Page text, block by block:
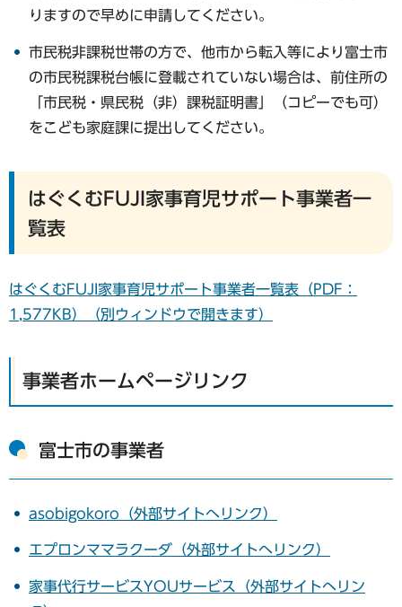
りますので早めに申請してください。
市民税非課税世帯の方で、他市から転入等により富士市
の市民税課税台帳に登載されていない場合は、前住所の
「市民税・県民税（非）課税証明書」（コピーでも可）
をこども家庭課に提出してください。
はぐくむFUJI家事育児サポート事業者一
覧表
はぐくむFUJI家事育児サポート事業者一覧表（PDF：
1,577KB）（別ウィンドウで開きます）
事業者ホームページリンク
富士市の事業者
asobigokoro（外部サイトへリンク）
エプロンママラクーダ（外部サイトへリンク）
家事代行サービスYOUサービス（外部サイトへリン